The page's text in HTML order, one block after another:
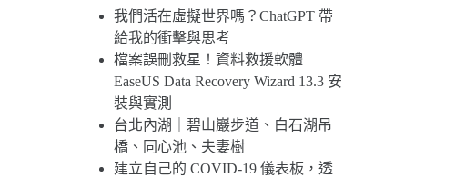
我們活在虛擬世界嗎？ChatGPT 帶
給我的衝擊與思考
檔案誤刪救星！資料救援軟體
EaseUS Data Recovery Wizard 13.3 安
裝與實測
台北內湖｜碧山巖步道、白石湖吊
橋、同心池、夫妻樹
建立自己的 COVID-19 儀表板，透